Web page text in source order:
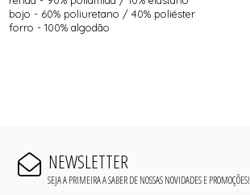
bojo - 60% poliuretano / 40% poliéster
forro - 100% algodão
NEWSLETTER
SEJA A PRIMEIRA A SABER DE NOSSAS NOVIDADES E PROMOÇÕES!